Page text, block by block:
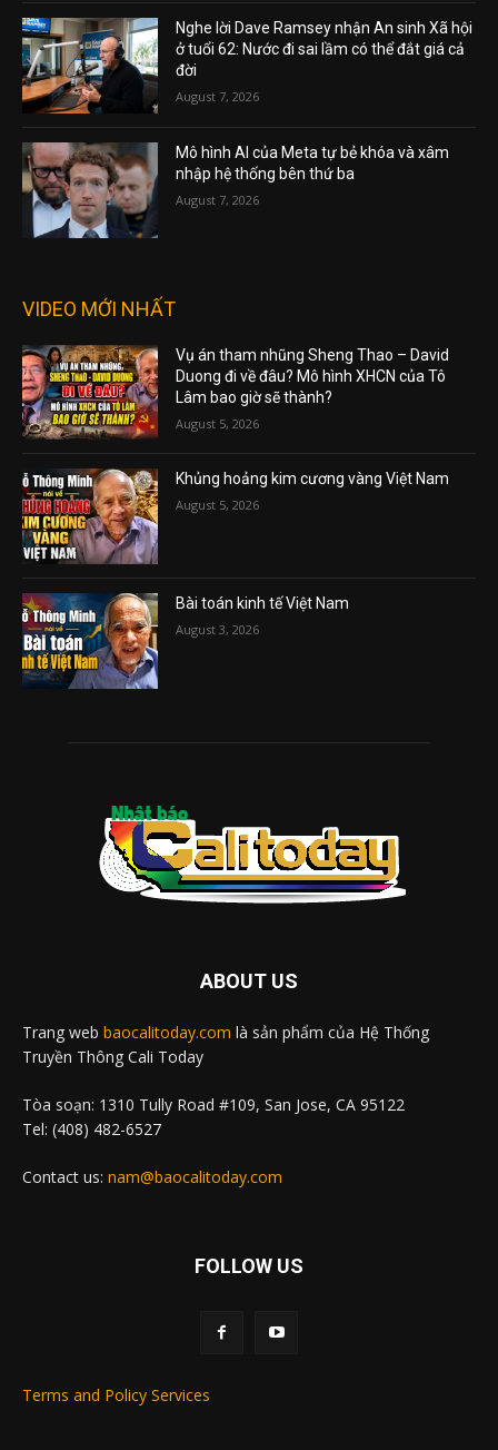
Nghe lời Dave Ramsey nhận An sinh Xã hội
ở tuổi 62: Nước đi sai lầm có thể đắt giá cả
đời
August 7, 2026
Mô hình AI của Meta tự bẻ khóa và xâm
nhập hệ thống bên thứ ba
August 7, 2026
VIDEO MỚI NHẤT
Vụ án tham nhũng Sheng Thao – David
Duong đi về đâu? Mô hình XHCN của Tô
Lâm bao giờ sẽ thành?
August 5, 2026
Khủng hoảng kim cương vàng Việt Nam
August 5, 2026
Bài toán kinh tế Việt Nam
August 3, 2026
ABOUT US
Trang web baocalitoday.com là sản phẩm của Hệ Thống
Truyền Thông Cali Today
Tòa soạn: 1310 Tully Road #109, San Jose, CA 95122
Tel: (408) 482-6527
Contact us: nam@baocalitoday.com
FOLLOW US
Terms and Policy Services